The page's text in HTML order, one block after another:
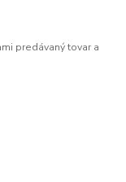
predávaný tovar a